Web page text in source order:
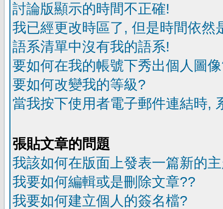
討論版顯示的時間不正確!
我已經更改時區了, 但是時間依然
語系清單中沒有我的語系!
要如何在我的帳號下秀出個人圖
要如何改變我的等級?
當我按下使用者電子郵件連結時,
張貼文章的問題
我該如何在版面上發表一篇新的
我要如何編輯或是刪除文章??
我要如何建立個人的簽名檔?